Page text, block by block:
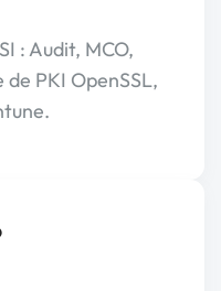
: Audit, MCO,
PKI OpenSSL,